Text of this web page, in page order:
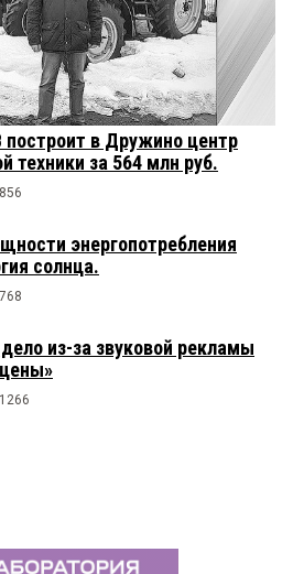
в Дружино центр
техники за 564 млн руб.
856
энергопотребления
солнца.
768
из-за звуковой рекламы
1266